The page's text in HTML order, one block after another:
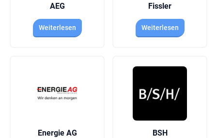
AEG
Weiterlesen
Fissler
Weiterlesen
Energie AG BSH